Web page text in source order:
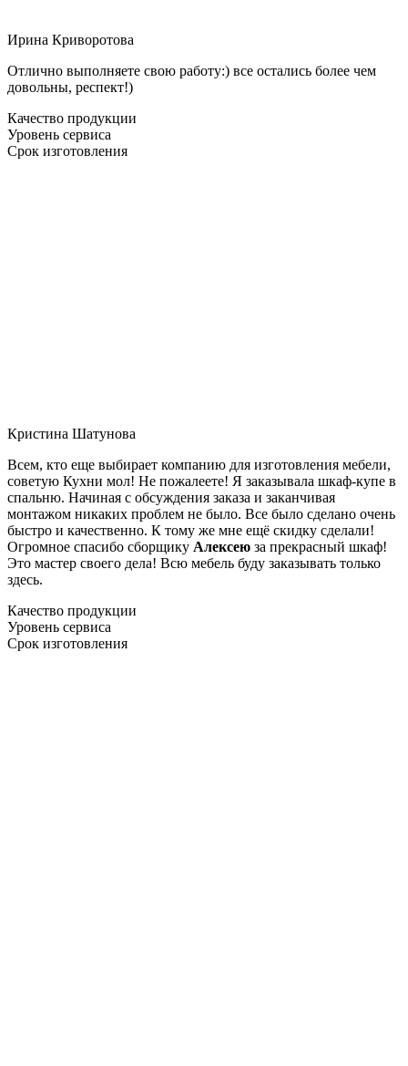
Ирина Криворотова
Отлично выполняете свою работу:) все остались более чем
довольны, респект!)
Качество продукции
Уровень сервиса
Срок изготовления
Кристина Шатунова
Всем, кто еще выбирает компанию для изготовления мебели,
советую Кухни мол! Не пожалеете! Я заказывала шкаф-купе в
спальню. Начиная с обсуждения заказа и заканчивая
монтажом никаких проблем не было. Все было сделано очень
быстро и качественно. К тому же мне ещё скидку сделали!
Огромное спасибо сборщику Алексею за прекрасный шкаф!
Это мастер своего дела! Всю мебель буду заказывать только
здесь.
Качество продукции
Уровень сервиса
Срок изготовления